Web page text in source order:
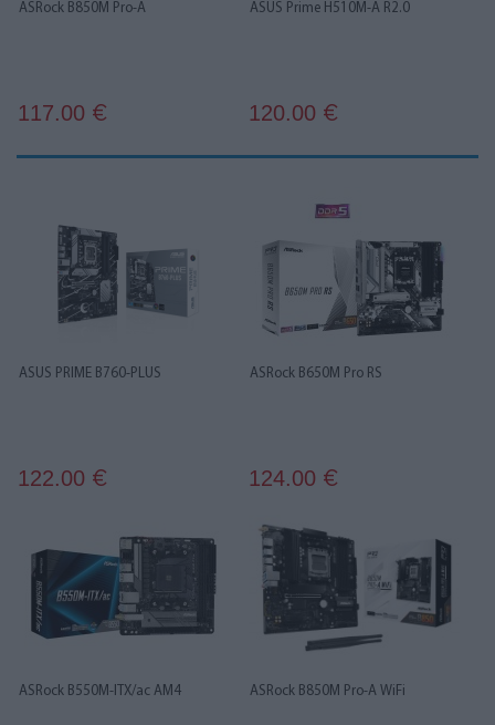
ASRock B850M Pro-A
117.00 €
ASUS Prime H510M-A R2.0
120.00 €
ASUS PRIME B760-PLUS
122.00 €
ASRock B650M Pro RS
124.00 €
ASRock B550M-ITX/ac AM4 ASRock B850M Pro-A WiFi